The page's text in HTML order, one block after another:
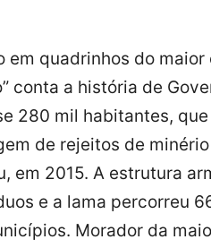
em quadrinhos do
conta a história de
280 mil habitantes,
de rejeitos de
em 2015. A estrutura
e a lama percorreu
Morador da